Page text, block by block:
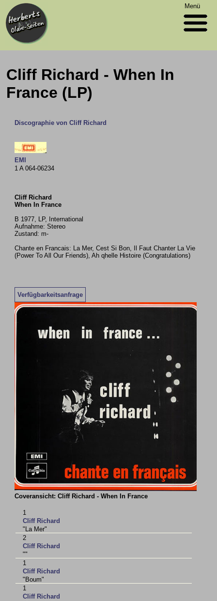
Menü
Cliff Richard - When In
France (LP)
Discographie von Cliff Richard
EMI
1 A 064-06234
Cliff Richard
When In France
B 1977, LP, International
Aufnahme: Stereo
Zustand: m-
Chante en Francais: La Mer, Cest Si Bon, Il Faut Chanter La Vie
(Power To All Our Friends), Ah qhelle Histoire (Congratulations)
Verfügbarkeitsanfrage
Coveransicht: Cliff Richard - When In France
1
Cliff Richard
"La Mer"
2
Cliff Richard
""
1
Cliff Richard
"Boum"
1
Cliff Richard